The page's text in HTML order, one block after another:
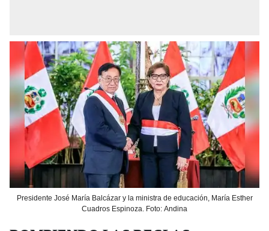
Presidente José María Balcázar y la ministra de educación, María Esther
Cuadros Espinoza. Foto: Andina